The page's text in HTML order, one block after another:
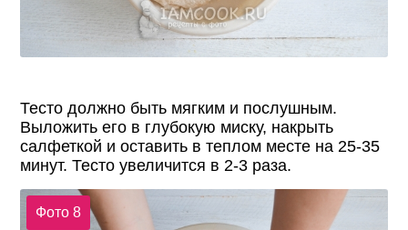
Тесто должно быть мягким и послушным.
Выложить его в глубокую миску, накрыть
салфеткой и оставить в теплом месте на 25-35
минут. Тесто увеличится в 2-3 раза.
Фото 8